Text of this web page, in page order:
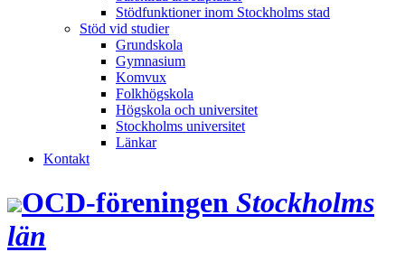
Stödfunktioner inom Stockholms stad
Stöd vid studier
Grundskola
Gymnasium
Komvux
Folkhögskola
Högskola och universitet
Stockholms universitet
Länkar
Kontakt
OCD‑föreningen Stockholms
län